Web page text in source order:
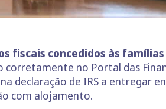
fiscais concedidos às
corretamente no Portal das
declaração de IRS a entregar
com alojamento.